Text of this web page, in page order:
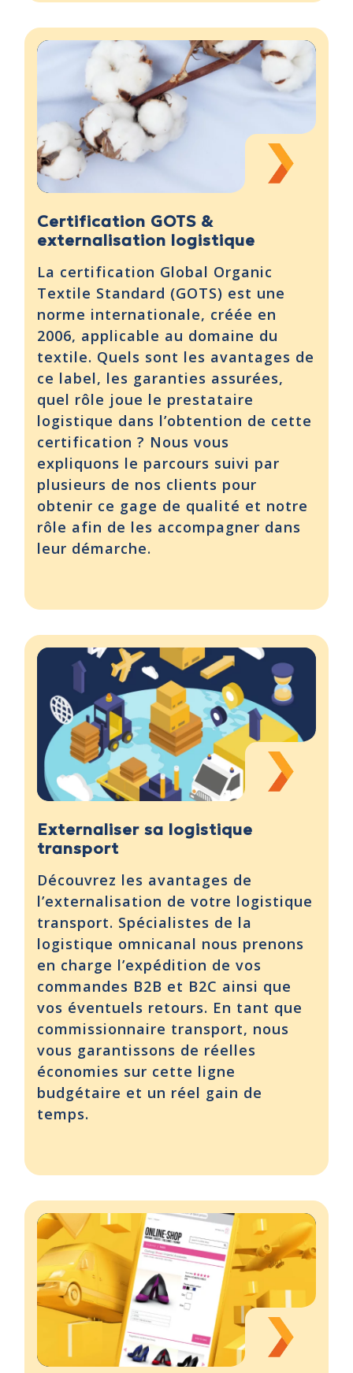
Certification GOTS &
externalisation logistique
La certification Global Organic
Textile Standard (GOTS) est une
norme internationale, créée en
2006, applicable au domaine du
textile. Quels sont les avantages de
ce label, les garanties assurées,
quel rôle joue le prestataire
logistique dans l’obtention de cette
certification ? Nous vous
expliquons le parcours suivi par
plusieurs de nos clients pour
obtenir ce gage de qualité et notre
rôle afin de les accompagner dans
leur démarche.
Externaliser sa logistique
transport
Découvrez les avantages de
l’externalisation de votre logistique
transport. Spécialistes de la
logistique omnicanal nous prenons
en charge l’expédition de vos
commandes B2B et B2C ainsi que
vos éventuels retours. En tant que
commissionnaire transport, nous
vous garantissons de réelles
économies sur cette ligne
budgétaire et un réel gain de
temps.